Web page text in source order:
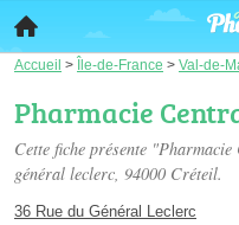
Accueil > Île-de-France > Val-de-
Pharmacie
Cette fiche présente
général leclerc, 94000 Créteil.
36 Rue du Général Leclerc